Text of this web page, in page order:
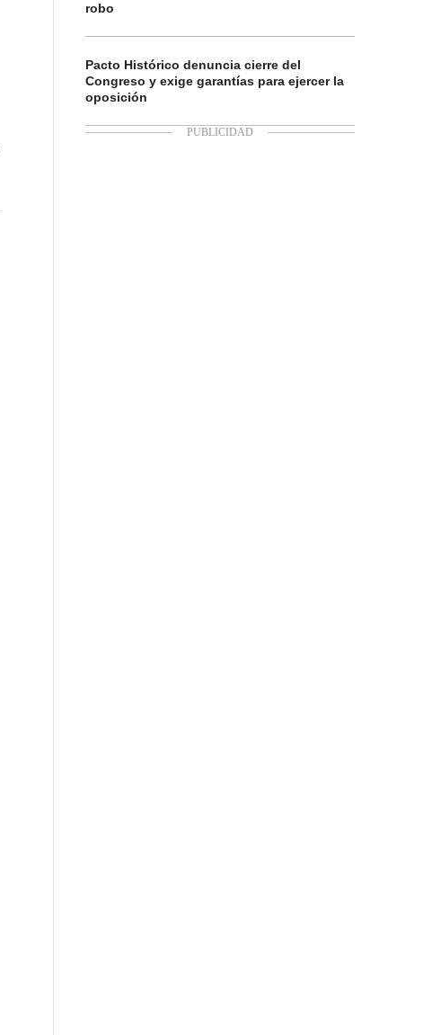
robo
Pacto Histórico denuncia cierre del
Congreso y exige garantías para ejercer la
oposición